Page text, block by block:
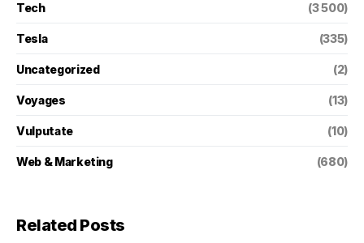
Tech (3 500)
Tesla (335)
Uncategorized (2)
Voyages (13)
Vulputate (10)
Web & Marketing (680)
Related Posts